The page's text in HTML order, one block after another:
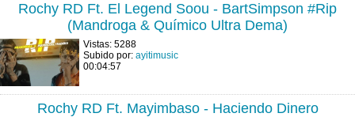
Rochy RD Ft. El Legend Soou - BartSimpson #Rip
(Mandroga & Químico Ultra Dema)
Vistas: 5288
Subido por: ayitimusic
00:04:57
Rochy RD Ft. Mayimbaso - Haciendo Dinero